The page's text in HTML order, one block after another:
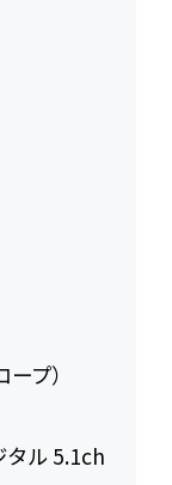
プ）
ル 5.1ch